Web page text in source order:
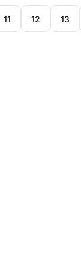
11 12 13